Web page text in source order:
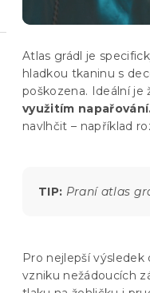
Atlas grádl je
hladkou tkaninu s
poškozena. Ideální je
využitím
navlhčit – například
TIP: Praní atlas
Pro nejlepší
vzniku nežádoucích